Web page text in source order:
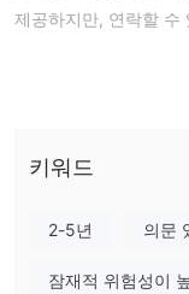
제공하지만, 연락할 수
위험을 인식해야 합니다.
계정 유형
키워드
2-5년 의문
잠재적 위험성이